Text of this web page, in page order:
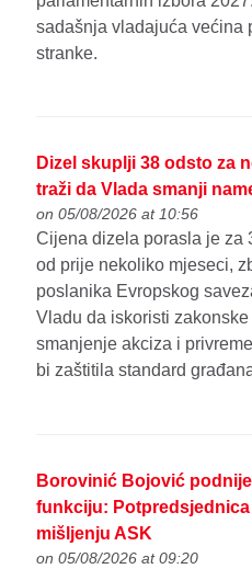
sadašnja vladajuća većina
stranke.
Dizel skuplji 38 odsto za
traži da Vlada smanji
on 05/08/2026 at 10:56
Cijena dizela porasla je za
od prije nekoliko mjeseci,
poslanika Evropskog
Vladu da iskoristi
smanjenje akciza i
bi zaštitila standard
Borovinić Bojović
funkciju:
mišljenju ASK
on 05/08/2026 at 09:20